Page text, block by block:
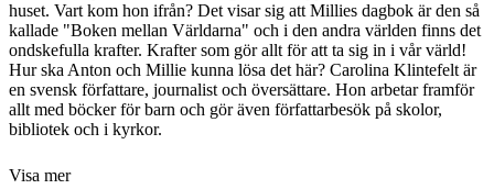
huset. Vart kom hon ifrån? Det visar sig att Millies dagbok är den så
kallade "Boken mellan Världarna" och i den andra världen finns det
ondskefulla krafter. Krafter som gör allt för att ta sig in i vår värld!
Hur ska Anton och Millie kunna lösa det här? Carolina Klintefelt är
en svensk författare, journalist och översättare. Hon arbetar framför
allt med böcker för barn och gör även författarbesök på skolor,
bibliotek och i kyrkor.
Visa mer